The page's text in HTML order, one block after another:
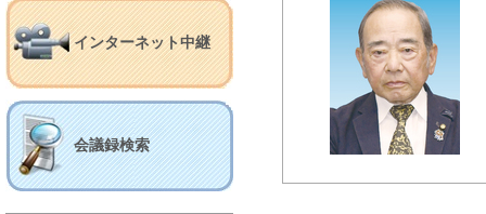
インターネット中継
会議録検索